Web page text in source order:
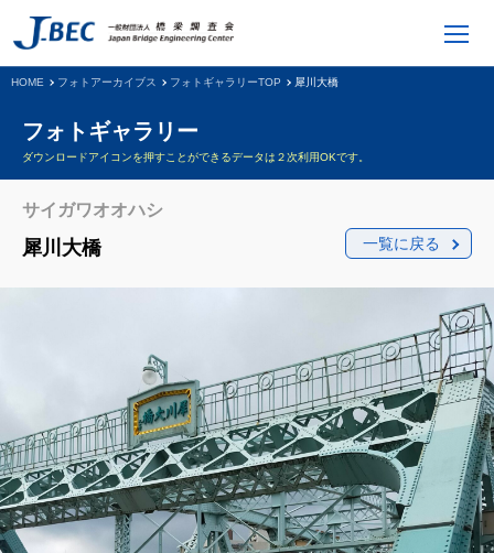
HOME フォトアーカイブス フォトギャラリーTOP 犀川大橋
フォトギャラリー
ダウンロードアイコンを押すことができるデータは２次利用OKです。
一覧に戻る
サイガワオオハシ
犀川大橋